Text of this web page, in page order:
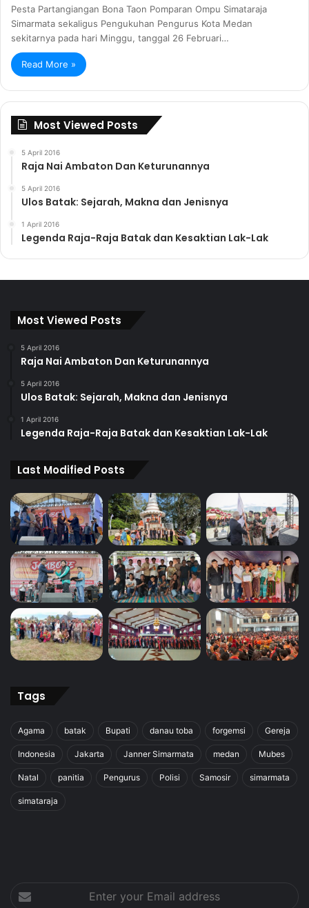
Pesta Partangiangan Bona Taon Pomparan Ompu Simataraja
Simarmata sekaligus Pengukuhan Pengurus Kota Medan
sekitarnya pada hari Minggu, tanggal 26 Februari…
Read More »
Most Viewed Posts
5 April 2016
Raja Nai Ambaton Dan Keturunannya
5 April 2016
Ulos Batak: Sejarah, Makna dan Jenisnya
1 April 2016
Legenda Raja-Raja Batak dan Kesaktian Lak-Lak
Most Viewed Posts
5 April 2016
Raja Nai Ambaton Dan Keturunannya
5 April 2016
Ulos Batak: Sejarah, Makna dan Jenisnya
1 April 2016
Legenda Raja-Raja Batak dan Kesaktian Lak-Lak
Last Modified Posts
Tags
Agama batak Bupati danau toba forgemsi Gereja
Indonesia Jakarta Janner Simarmata medan Mubes
Natal panitia Pengurus Polisi Samosir simarmata
simataraja
your